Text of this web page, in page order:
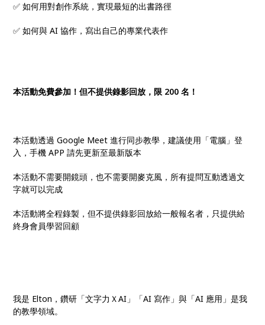
✅ 如何用對創作系統，實現最短的出書路徑
✅ 如何與 AI 協作，寫出自己的專業代表作
本活動免費參加！但不提供錄影回放，限 200 名！
本活動透過 Google Meet 進行同步教學，建議使用「電腦」登
入，手機 APP 請先更新至最新版本
本活動不需要開鏡頭，也不需要開麥克風，所有提問互動透過文
字就可以完成
本活動將全程錄製，但不提供錄影回放給一般報名者，只提供給
終身會員學習回顧
我是 Elton，鑽研「文字力ＸAI」「AI 寫作」與「AI 應用」是我
的教學領域。